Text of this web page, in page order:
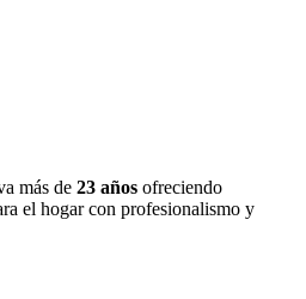
más de 23 años ofreciendo
el hogar con profesionalismo y